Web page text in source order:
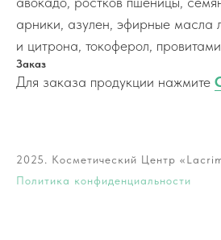
арники, азулен, эфирные масла
и цитрона, токоферол,
Заказ
Для заказа продукции нажмите
2025. Косметический Центр
Политика конфиденциальности